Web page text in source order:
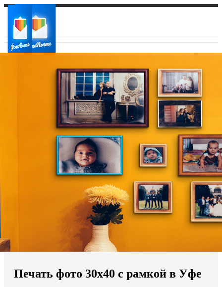
Ваш регион доставки
Выберите из списка:
Мы доставляем по всему миру
Продолжить без города
Печать фото 30х40 с рамкой в Уфе